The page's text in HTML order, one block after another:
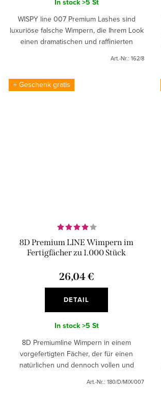
WISPY line 007 Premium Lashes sind
luxuriöse falsche Wimpern, die Ihrem Look
einen dramatischen und raffinierten
Art.-Nr.:162/8
+ Geschenk gratis
8D Premium LINE Wimpern im
Fertigfächer zu 1.000 Stück
26,04 €
DETAIL
In stock>5 St
8D Premiumline Wimpern in einem
vorgefertigten Fächer, der für einen
natürlichen und dennoch vollen und
handgefertigt.
Art.-Nr.:180/D/MIX/007